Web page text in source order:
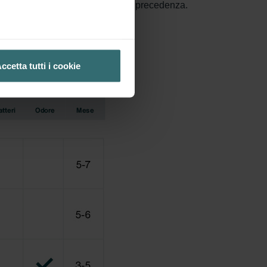
tutti i cookie
è la classificazione usata in precedenza.